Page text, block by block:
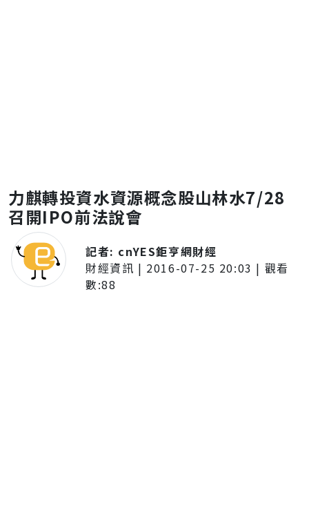
力麒轉投資水資源概念股山林水7/28
召開IPO前法說會
記者: cnYES鉅亨網財經
財經資訊 | 2016-07-25 20:03 | 觀看
數:88